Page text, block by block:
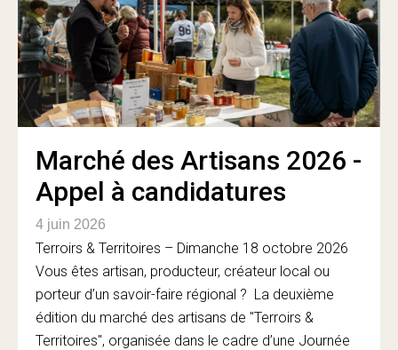
Marché des Artisans 2026 -
Appel à candidatures
4 juin 2026
Terroirs & Territoires – Dimanche 18 octobre 2026
Vous êtes artisan, producteur, créateur local ou
porteur d’un savoir-faire régional ? La deuxième
édition du marché des artisans de "Terroirs &
Territoires", organisée dans le cadre d’une Journée